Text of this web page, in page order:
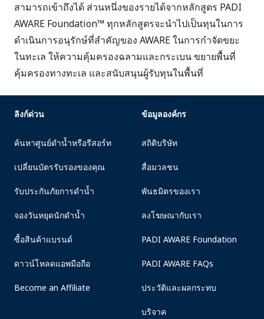
สามารถเข้าถึงได้ ส่วนหนึ่งของรายได้จากหลักสูตร PADI
AWARE Foundation™ ทุกหลักสูตรจะนำไปเป็นทุนในการ
ดำเนินการอนุรักษ์ที่สำคัญของ AWARE ในการกำจัดขยะ
ในทะเล ให้ความคุ้มครองฉลามและกระเบน ขยายพื้นที่
คุ้มครองทางทะเล และสนับสนุนผู้รับทุนในพื้นที่
ลิงก์ด่วน
ค้นหาศูนย์ดำน้ำหรือรีสอร์ท
เปลี่ยนบัตรรับรองของคุณ
รับประกันภัยการดำน้ำ
จองวันหยุดนักดำน้ำ
ซื้อสินค้าแบรนด์
ดาวน์โหลดแอพมือถือ
Become an Affiliate
ข้อมูลองค์กร
สถิติบริษัท
สื่อมวลชน
พันธมิตรของเรา
ลงโฆษณากับเรา
PADI AWARE Foundation
PADI AWARE FAQs
ประวัติและผลกระทบ
บริจาค